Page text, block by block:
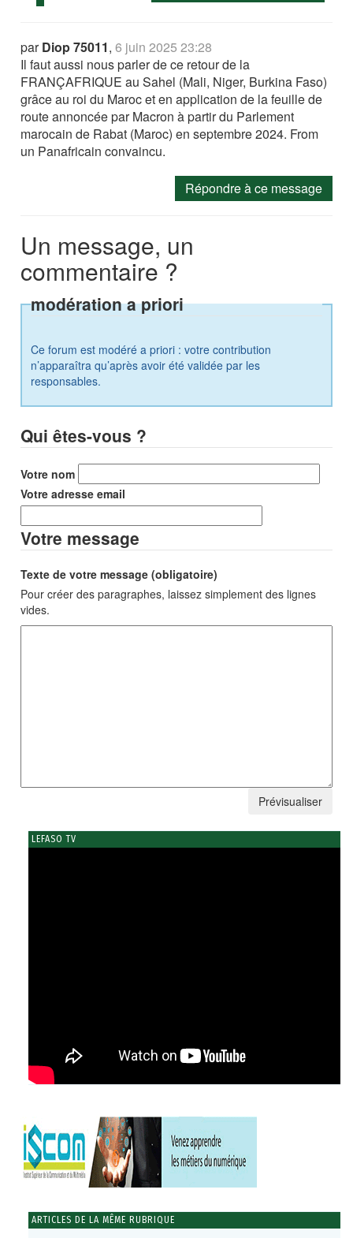
parDiop 75011,6 juin 2025 23:28
Il faut aussi nous parler de ce retour de la
FRANÇAFRIQUE au Sahel (Mali, Niger, Burkina Faso)
grâce au roi du Maroc et en application de la feuille de
route annoncée par Macron à partir du Parlement
marocain de Rabat (Maroc) en septembre 2024. From
un Panafricain convaincu.
Répondre à ce message
Un message, un
commentaire ?
modération a priori
Ce forum est modéré a priori : votre contribution
n’apparaîtra qu’après avoir été validée par les
responsables.
Qui êtes-vous ?
Votre nom
Votre adresse email
Votre message
Texte de votre message (obligatoire)
Pour créer des paragraphes, laissez simplement des lignes
vides.
LEFASO TV
ARTICLES DE LA MÊME RUBRIQUE